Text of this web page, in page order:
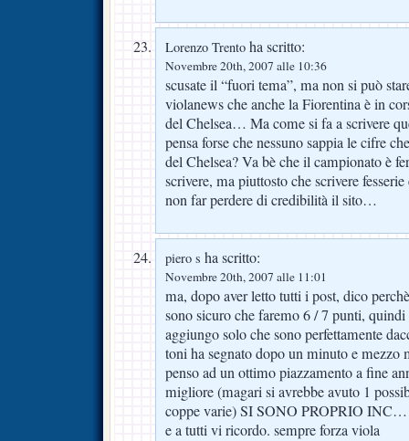
Lorenzo Trento ha scritto:
Novembre 20th, 2007 alle 10:36
scusate il “fuori tema”, ma non si può
violanews che anche la Fiorentina è in
del Chelsea… Ma come si fa a scrivere
pensa forse che nessuno sappia le cifre
del Chelsea? Va bè che il campionato è
scrivere, ma piuttosto che scrivere
non far perdere di credibilità il sito…
piero s ha scritto:
Novembre 20th, 2007 alle 11:01
ma, dopo aver letto tutti i post, dico
sono sicuro che faremo 6 / 7 punti,
aggiungo solo che sono perfettamente
toni ha segnato dopo un minuto e
penso ad un ottimo piazzamento a fine
migliore (magari si avrebbe avuto 1
coppe varie) SI SONO PROPRIO
e a tutti vi ricordo. sempre forza viola